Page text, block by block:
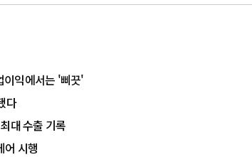
이익에서는 '삐끗'
다
대 수출 기록
시행